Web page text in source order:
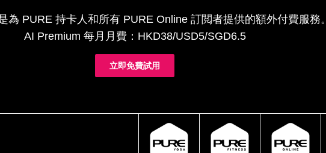
為 PURE 持卡人和所有 PURE Online 訂閲者提供的額外付費服務。
AI Premium 每月月費：HKD38/USD5/SGD6.5
立即免費試用